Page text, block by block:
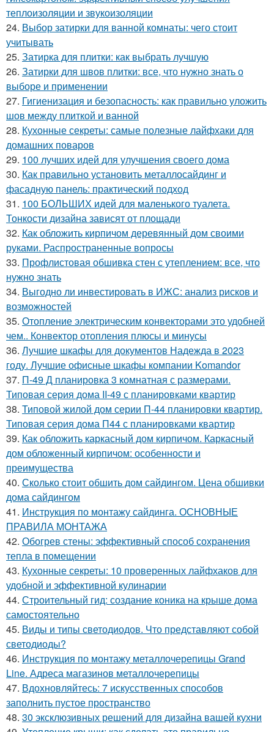
теплоизоляции и звукоизоляции
24. Выбор затирки для ванной комнаты: чего стоит
учитывать
25. Затирка для плитки: как выбрать лучшую
26. Затирки для швов плитки: все, что нужно знать о
выборе и применении
27. Гигиенизация и безопасность: как правильно уложить
шов между плиткой и ванной
28. Кухонные секреты: самые полезные лайфхаки для
домашних поваров
29. 100 лучших идей для улучшения своего дома
30. Как правильно установить металлосайдинг и
фасадную панель: практический подход
31. 100 БОЛЬШИХ идей для маленького туалета.
Тонкости дизайна зависят от площади
32. Как обложить кирпичом деревянный дом своими
руками. Распространенные вопросы
33. Профлистовая обшивка стен с утеплением: все, что
нужно знать
34. Выгодно ли инвестировать в ИЖС: анализ рисков и
возможностей
35. Отопление электрическим конвекторами это удобней
чем.. Конвектор отопления плюсы и минусы
36. Лучшие шкафы для документов Надежда в 2023
году. Лучшие офисные шкафы компании Komandor
37. П-49 Д планировка 3 комнатная с размерами.
Типовая серия дома II-49 с планировками квартир
38. Типовой жилой дом серии П-44 планировки квартир.
Типовая серия дома П44 с планировками квартир
39. Как обложить каркасный дом кирпичом. Каркасный
дом обложенный кирпичом: особенности и
преимущества
40. Сколько стоит обшить дом сайдингом. Цена обшивки
дома сайдингом
41. Инструкция по монтажу сайдинга. ОСНОВНЫЕ
ПРАВИЛА МОНТАЖА
42. Обогрев стены: эффективный способ сохранения
тепла в помещении
43. Кухонные секреты: 10 проверенных лайфхаков для
удобной и эффективной кулинарии
44. Строительный гид: создание коника на крыше дома
самостоятельно
45. Виды и типы светодиодов. Что представляют собой
светодиоды?
46. Инструкция по монтажу металлочерепицы Grand
Line. Адреса магазинов металлочерепицы
47. Вдохновляйтесь: 7 искусственных способов
заполнить пустое пространство
48. 30 эксклюзивных решений для дизайна вашей кухни